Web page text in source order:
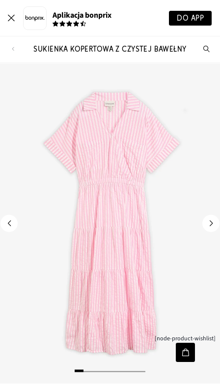
Aplikacja bonprix DO APP
SUKIENKA KOPERTOWA Z CZYSTEJ BAWEŁNY
[node-product-wishlist]